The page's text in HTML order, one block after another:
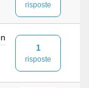
risposte
1
risposte